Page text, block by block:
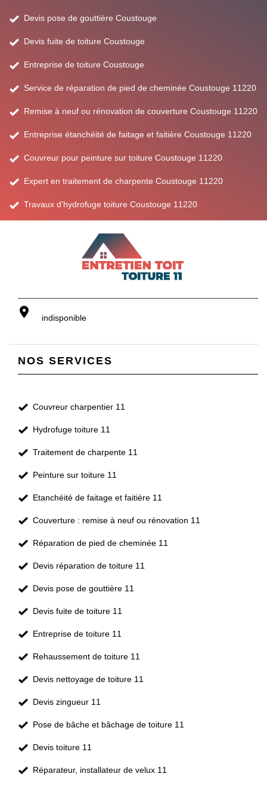
Devis pose de gouttière Coustouge
Devis fuite de toiture Coustouge
Entreprise de toiture Coustouge
Service de réparation de pied de cheminée Coustouge 11220
Remise à neuf ou rénovation de couverture Coustouge 11220
Entreprise étanchéité de faitage et faitière Coustouge 11220
Couvreur pour peinture sur toiture Coustouge 11220
Expert en traitement de charpente Coustouge 11220
Travaux d'hydrofuge toiture Coustouge 11220
indisponible
NOS SERVICES
Couvreur charpentier 11
Hydrofuge toiture 11
Traitement de charpente 11
Peinture sur toiture 11
Etanchéité de faitage et faitière 11
Couverture : remise à neuf ou rénovation 11
Réparation de pied de cheminée 11
Devis réparation de toiture 11
Devis pose de gouttière 11
Devis fuite de toiture 11
Entreprise de toiture 11
Rehaussement de toiture 11
Devis nettoyage de toiture 11
Devis zingueur 11
Pose de bâche et bâchage de toiture 11
Devis toiture 11
Réparateur, installateur de velux 11